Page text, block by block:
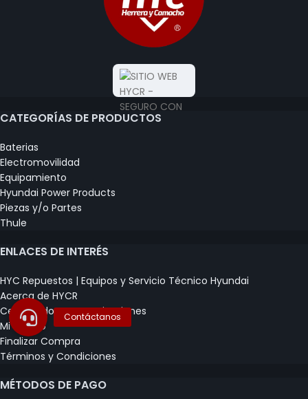
CATEGORÍAS DE PRODUCTOS
Baterias
Electromovilidad
Equipamiento
Hyundai Power Products
Piezas y/o Partes
Thule
ENLACES DE INTERÉS
HYC Repuestos | Equipos y Servicio Técnico Hyundai
Acerca de HYCR
Certificados y Capacitaciones
Mi Carrito
Finalizar Compra
Términos y Condiciones
MÉTODOS DE PAGO